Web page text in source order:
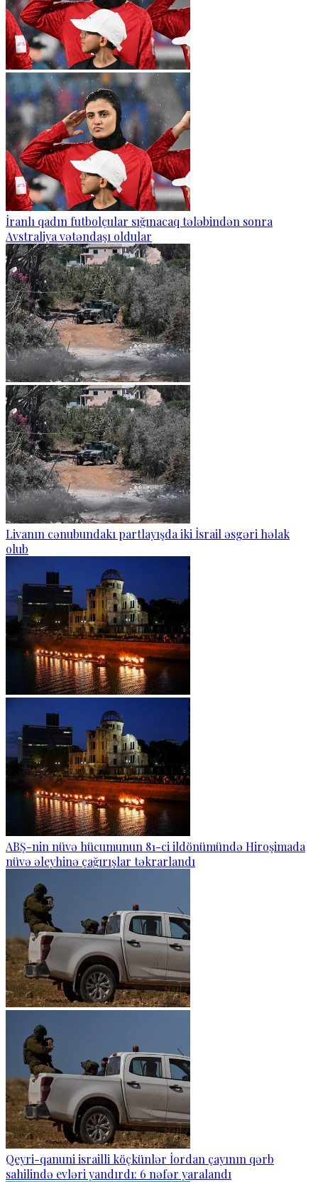
İranlı qadın futbolçular sığınacaq tələbindən sonra
Avstraliya vətəndaşı oldular
Livanın cənubundakı partlayışda iki İsrail əsgəri həlak
olub
ABŞ-nin nüvə hücumunun 81-ci ildönümündə Hiroşimada
nüvə əleyhinə çağırışlar təkrarlandı
Qeyri-qanuni israilli köçkünlər İordan çayının qərb
sahilində evləri yandırdı: 6 nəfər yaralandı